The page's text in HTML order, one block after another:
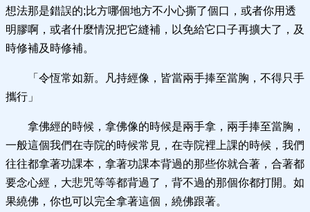
想法那是錯誤的;比方哪個地方不小心撕了個口，或者你用透
明膠啊，或者什麼情況把它縫補，以免給它口子再擴大了，及
時修補及時修補。
「令恆常如新。凡持經像，皆當兩手捧至當胸，不得只手
攜行」
拿佛經的時候，拿佛像的時候是兩手拿，兩手捧至當胸，
一般這個我們在寺院的時候常見，在寺院裡上課的時候，我們
往往都拿著功課本，拿著功課本背過的那些你就合著，合著都
要念心經，大悲咒等等都背過了，背不過的那個你都打開。如
果繞佛，你也可以完全拿著這個，繞佛跟著。